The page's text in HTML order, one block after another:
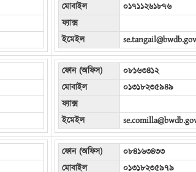
মোবাইল
০১৭১১২৬১৮৭৬
ফ্যাক্স
ইমেইল
ফোন (অফিস)
০৮১৬৩৪১২
মোবাইল
০১৩১৮২৩৫৯৪৯
ফ্যাক্স
ইমেইল
ফোন (অফিস)
০৮৪১৬৩৪৩৩
মোবাইল
০১৩১৮২৩৫৯৭৯